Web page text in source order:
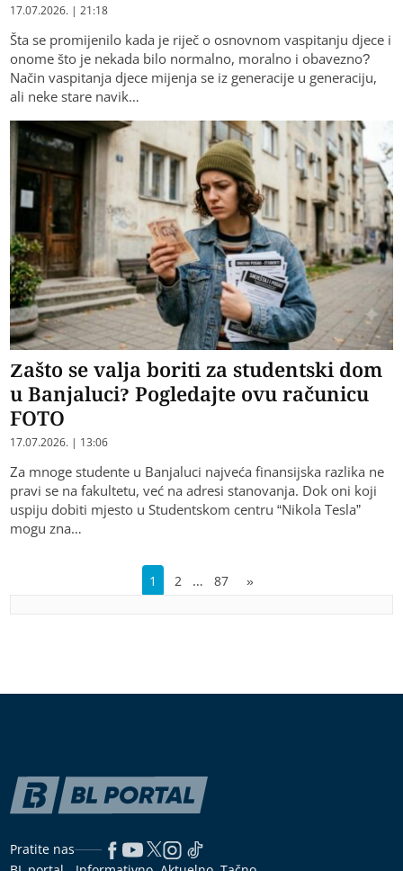
17.07.2026. | 21:18
Šta se promijenilo kada je riječ o osnovnom vaspitanju djece i
onome što je nekada bilo normalno, moralno i obavezno?
Način vaspitanja djece mijenja se iz generacije u generaciju,
ali neke stare navik…
Zašto se valja boriti za studentski dom
u Banjaluci? Pogledajte ovu računicu
FOTO
17.07.2026. | 13:06
Za mnoge studente u Banjaluci najveća finansijska razlika ne
pravi se na fakultetu, već na adresi stanovanja. Dok oni koji
uspiju dobiti mjesto u Studentskom centru “Nikola Tesla”
mogu zna…
1 2 … 87 »
Pratite nas